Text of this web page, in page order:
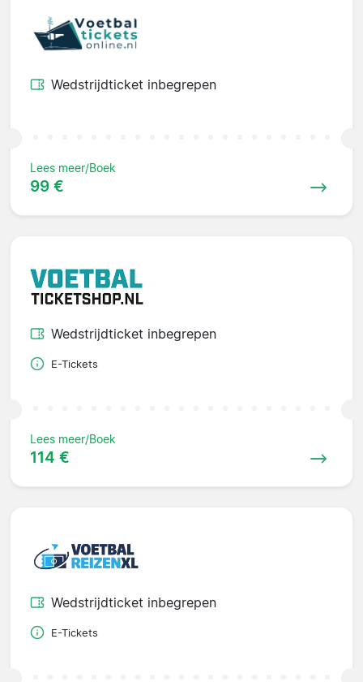
Wedstrijdticket inbegrepen
Lees meer/Boek
99 €
Wedstrijdticket inbegrepen
E-Tickets
Lees meer/Boek
114 €
Wedstrijdticket inbegrepen
E-Tickets